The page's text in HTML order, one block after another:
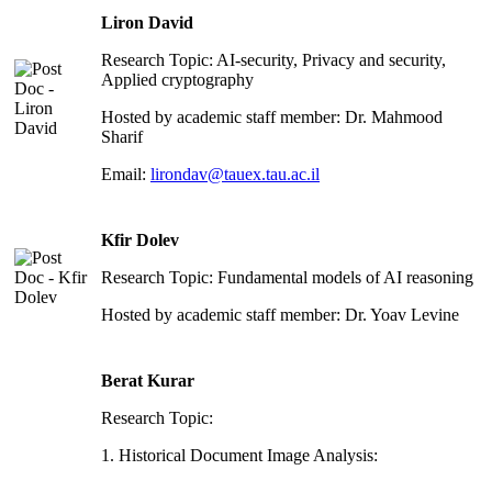
Liron David
Research Topic: AI-security, Privacy and security,
Applied cryptography
Hosted by academic staff member: Dr. Mahmood
Sharif
Email: lirondav@tauex.tau.ac.il
Kfir Dolev
Research Topic: Fundamental models of AI reasoning
Hosted by academic staff member: Dr. Yoav Levine
Berat Kurar
Research Topic:
1. Historical Document Image Analysis: